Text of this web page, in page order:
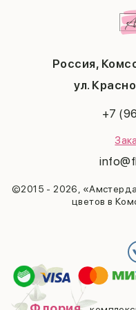
Россия,
ул.
+7
©2015 - 2026,
цветов в
Соглашение на
23 февраля
Последний звонок